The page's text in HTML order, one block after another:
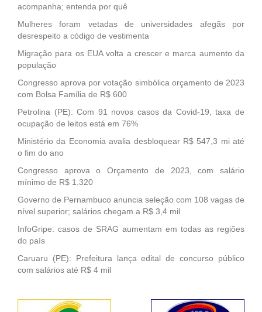
acompanha; entenda por quê
Mulheres foram vetadas de universidades afegãs por
desrespeito a código de vestimenta
Migração para os EUA volta a crescer e marca aumento da
população
Congresso aprova por votação simbólica orçamento de 2023
com Bolsa Família de R$ 600
Petrolina (PE): Com 91 novos casos da Covid-19, taxa de
ocupação de leitos está em 76%
Ministério da Economia avalia desbloquear R$ 547,3 mi até
o fim do ano
Congresso aprova o Orçamento de 2023, com salário
mínimo de R$ 1.320
Governo de Pernambuco anuncia seleção com 108 vagas de
nível superior; salários chegam a R$ 3,4 mil
InfoGripe: casos de SRAG aumentam em todas as regiões
do país
Caruaru (PE): Prefeitura lança edital de concurso público
com salários até R$ 4 mil